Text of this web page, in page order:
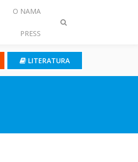
Prebaci
O NAMA
PRESS
LITERATURA